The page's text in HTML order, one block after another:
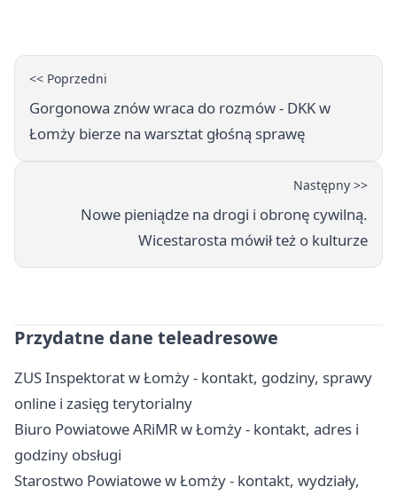
<< Poprzedni
Gorgonowa znów wraca do rozmów - DKK w
Łomży bierze na warsztat głośną sprawę
Następny >>
Nowe pieniądze na drogi i obronę cywilną.
Wicestarosta mówił też o kulturze
Przydatne dane teleadresowe
ZUS Inspektorat w Łomży - kontakt, godziny, sprawy
online i zasięg terytorialny
Biuro Powiatowe ARiMR w Łomży - kontakt, adres i
godziny obsługi
Starostwo Powiatowe w Łomży - kontakt, wydziały,